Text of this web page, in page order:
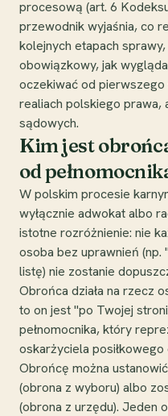
procesową (art. 6
przewodnik wyjaśnia, co
kolejnych etapach
obowiązkowy, jak
oczekiwać od
realiach polskiego prawa,
sądowych.
Kim jest
od
W polskim procesie
wyłącznie adwokat albo
istotne rozróżnienie: nie
osoba bez uprawnień
listę) nie zostanie
Obrońca działa na rzecz
to on jest "po Twojej
pełnomocnika, który
oskarżyciela
Obrońcę można
(obrona z wyboru) albo
(obrona z urzędu). Jeden